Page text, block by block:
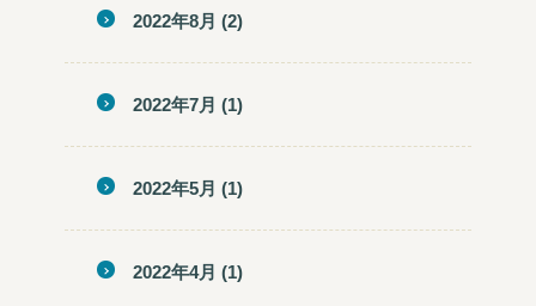
2022年8月 (2)
2022年7月 (1)
2022年5月 (1)
2022年4月 (1)